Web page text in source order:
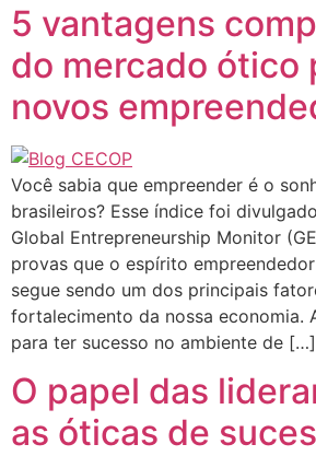
5 vantagens
do mercado ótico
novos
Você sabia que empreender é o
brasileiros? Esse índice foi
Global Entrepreneurship Monitor
provas que o espírito
segue sendo um dos principais
fortalecimento da nossa economia.
para ter sucesso no ambiente de […]
O papel das
as óticas de